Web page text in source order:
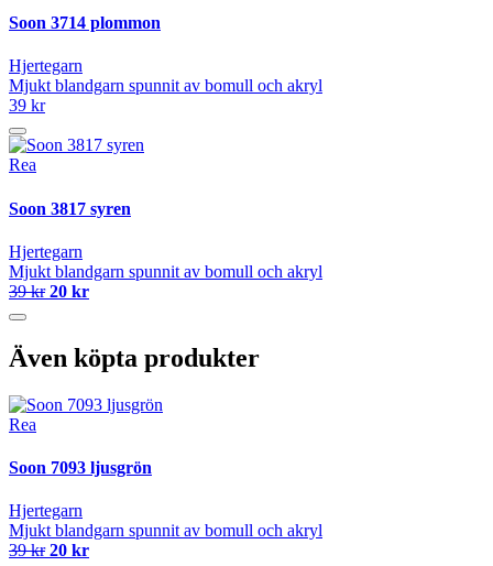
Soon 3714 plommon
Hjertegarn
Mjukt blandgarn spunnit av bomull och akryl
39 kr
Rea
Soon 3817 syren
Hjertegarn
Mjukt blandgarn spunnit av bomull och akryl
39 kr 20 kr
Även köpta produkter
Rea
Soon 7093 ljusgrön
Hjertegarn
Mjukt blandgarn spunnit av bomull och akryl
39 kr 20 kr